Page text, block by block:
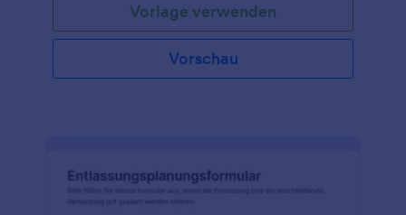
Vorlage verwenden
Vorschau